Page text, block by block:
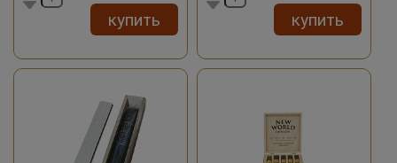
купить купить